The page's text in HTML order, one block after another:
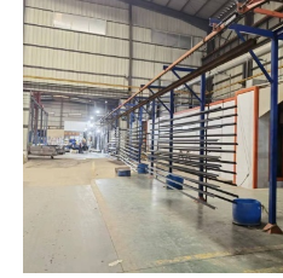
ξύλινος τελειώστε τα
Προφίλ διακοσμημάτων
Προφίλ εκτόξευσης